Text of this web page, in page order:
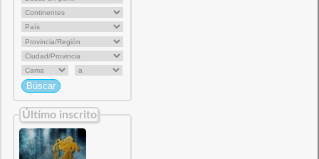
Último inscrito